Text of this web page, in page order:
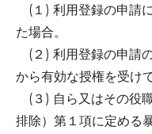
(１) 利用登録の申請
た場合。
(２) 利用登録の申請
から有効な授権を受け
(３) 自ら又はその役
排除）第１項に定める